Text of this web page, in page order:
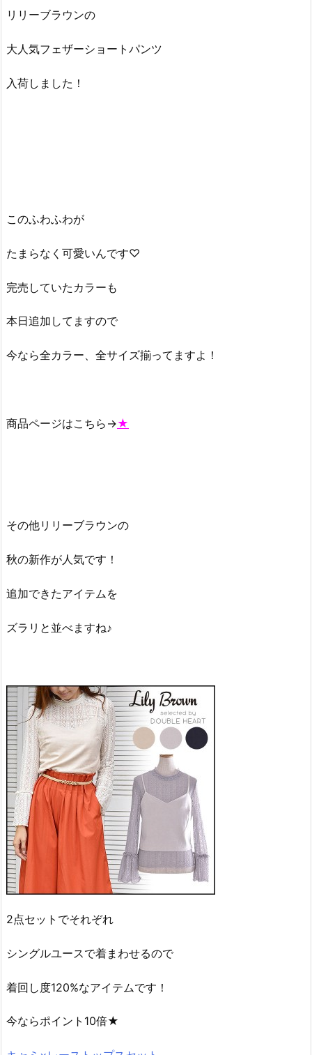
リリーブラウンの
大人気フェザーショートパンツ
入荷しました！
このふわふわが
たまらなく可愛いんです♡
完売していたカラーも
本日追加してますので
今なら全カラー、全サイズ揃ってますよ！
商品ページはこちら→★
その他リリーブラウンの
秋の新作が人気です！
追加できたアイテムを
ズラリと並べますね♪
2点セットでそれぞれ
シングルユースで着まわせるので
着回し度120%なアイテムです！
今ならポイント10倍★